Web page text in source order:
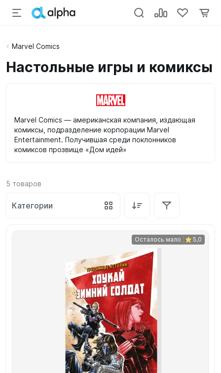
Marvel Comics
Настольные игры и комиксы
Marvel Comics — американская компания, издающая
комиксы, подразделение корпорации Marvel
Entertainment. Получившая среди поклонников
комиксов прозвище «Дом идей»
5 товаров
Категории
Осталось мало 5,0